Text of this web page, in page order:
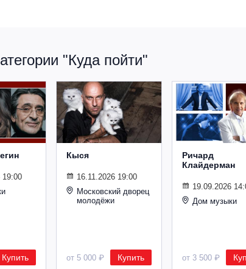
"Куда пойти"
19:00
Купить
Кыся
16.11.2026 19:00
Московский дворец
молодёжи
от 5 000 ₽ Купить
Ричард
Клайдерман
19.09.2026
Дом музыки
от 3 500 ₽